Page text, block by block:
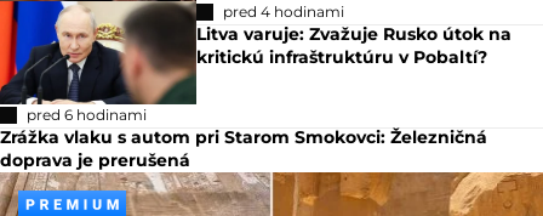
pred 4 hodinami
Litva varuje: Zvažuje Rusko útok na
kritickú infraštruktúru v Pobaltí?
pred 6 hodinami
Zrážka vlaku s autom pri Starom Smokovci: Železničná
doprava je prerušená